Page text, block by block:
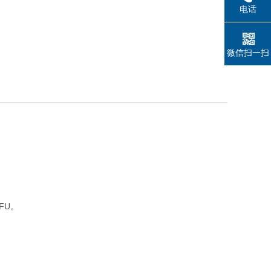
。
电话
微信扫一扫